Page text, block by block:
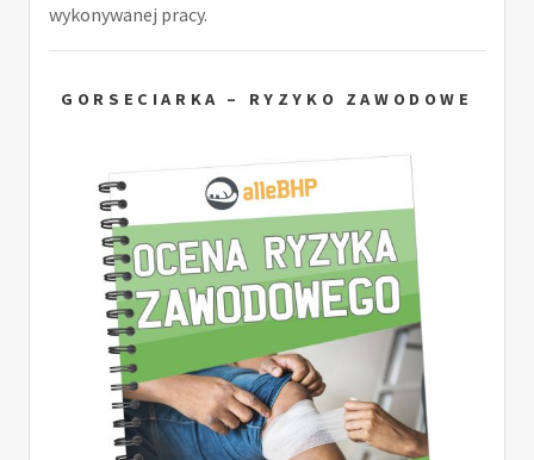
wykonywanej pracy.
GORSECIARKA – RYZYKO ZAWODOWE